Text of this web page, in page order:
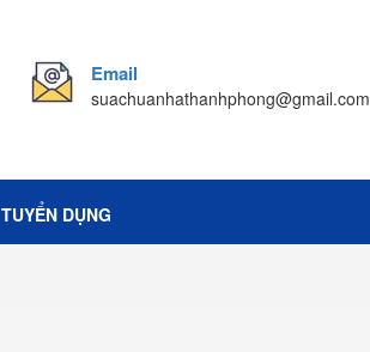
Email
suachuanhathanhphong@gmail.com
TUYỂN DỤNG